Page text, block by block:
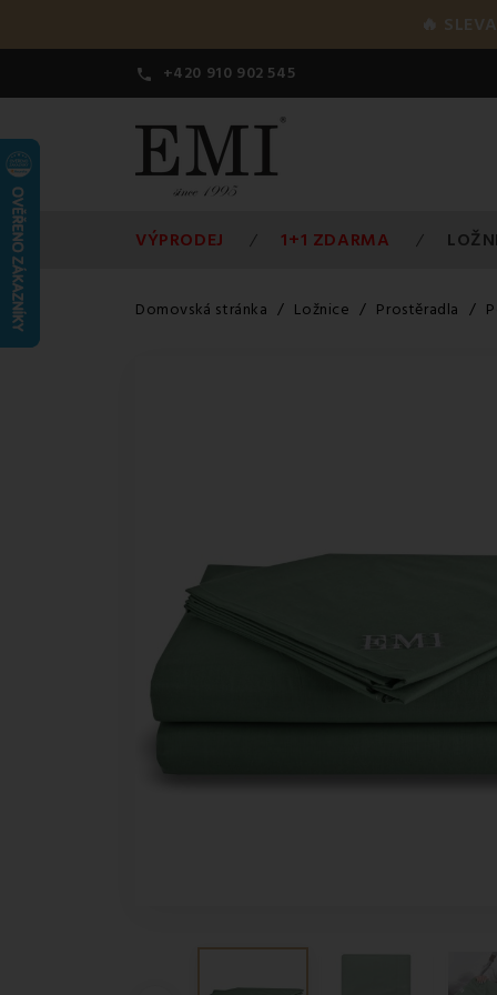
🔥
 +420 910 902 545
VÝPRODEJ 1+1 ZDARMA
Domovská stránka Ložnice Prostěradla